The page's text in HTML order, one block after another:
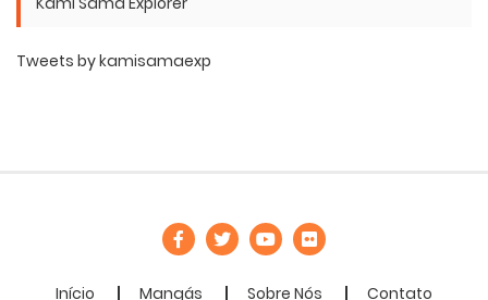
Tweets by kamisamaexp
Início Mangás Sobre Nós Contato